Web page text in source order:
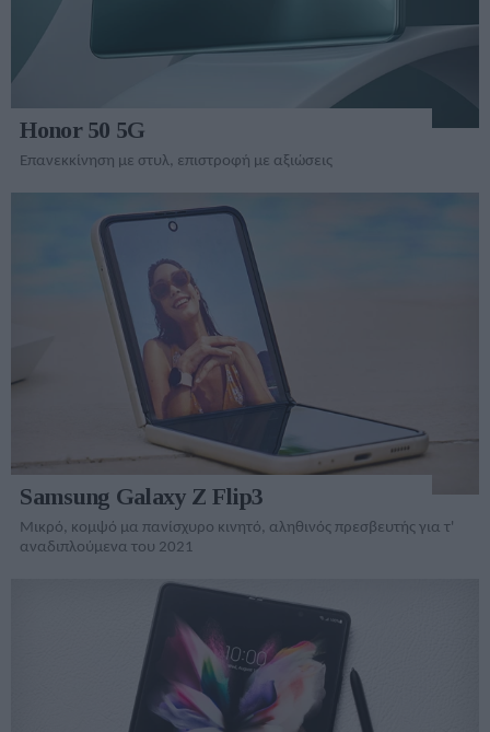
Honor 50 5G
Επανεκκίνηση με στυλ, επιστροφή με αξιώσεις
Samsung Galaxy Z Flip3
Μικρό, κομψό μα πανίσχυρο κινητό, αληθινός πρεσβευτής για τ'
αναδιπλούμενα του 2021